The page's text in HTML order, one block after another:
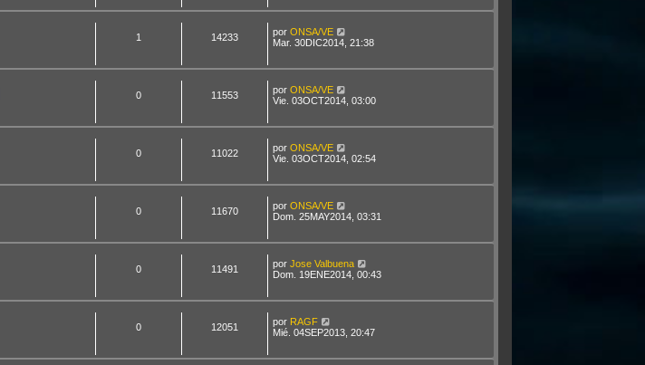
1 14233 por ONSA/VE
Mar. 30DIC2014, 21:38
0 11553 por ONSA/VE
Vie. 03OCT2014, 03:00
0 11022 por ONSA/VE
Vie. 03OCT2014, 02:54
0 11670 por ONSA/VE
Dom. 25MAY2014, 03:31
0 11491 por Jose Valbuena
Dom. 19ENE2014, 00:43
0 12051 por RAGF
Mié. 04SEP2013, 20:47